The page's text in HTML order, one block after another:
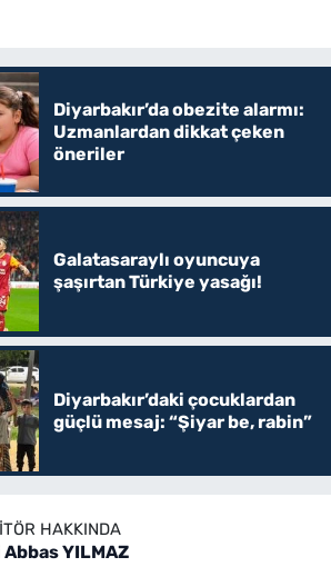
Diyarbakır’da obezite alarmı:
Uzmanlardan dikkat çeken
öneriler
Galatasaraylı oyuncuya
şaşırtan Türkiye yasağı!
Diyarbakır’daki çocuklardan
güçlü mesaj: “Şiyar be, rabin”
HAKKINDA
YILMAZ